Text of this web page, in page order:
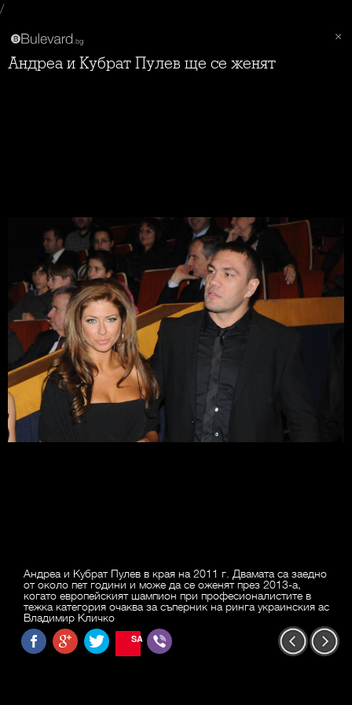
/
Андреа и Кубрат Пулев ще се женят
Андреа и Кубрат Пулев в края на 2011 г. Двамата са заедно
от около пет години и може да се оженят през 2013-а,
когато европейският шампион при професионалистите в
тежка категория очаква за съперник на ринга украинския ас
Владимир Кличко
SAVE